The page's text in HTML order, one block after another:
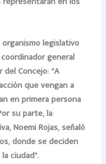
legislativo
general
del Concejo: “A
que vengan a
en primera persona
su parte, la
Noemi Rojas, señaló
donde se deciden
ciudad”.